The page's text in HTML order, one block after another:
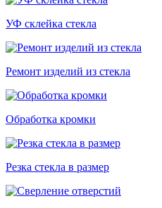
УФ склейка стекла
Ремонт изделий из стекла
Обработка кромки
Резка стекла в размер